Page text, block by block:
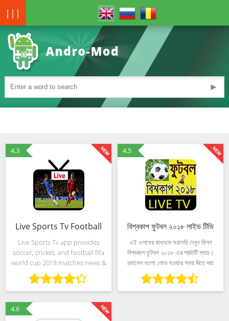
|||
►
4.3
Live Sports Tv Football
Live Sports Tv app provides
soccer, cricket, and football fifa
world cup 2018 matches news &
guide info. Live Sports tv app is
totally free app for football
loverswho never wants to miss
any
4.5
বিশ্বকাপ ফুটবল ২০১৮ লাইভ টিভি
এই এপসের মাধ্যমে সরাসরি দেখুন ফিফা
বিশ্বকাপ ফুটবল ২০১৮-এর প্রতিটি ম্যাচ।
চ্যানেল গুলো লোড হওয়ার সময় দিতে দয়া
করে ২৫ সেকেন্ড অপেক্ষা করুন। ২০১৮ ফিফা
বিশ্বকাপ (রুশ: Чемпионат мира по
футболу 2018)
4.6